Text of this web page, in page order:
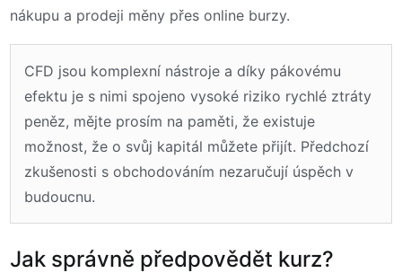
nákupu a prodeji měny přes online burzy.
CFD jsou komplexní nástroje a díky pákovému
efektu je s nimi spojeno vysoké riziko rychlé ztráty
peněz, mějte prosím na paměti, že existuje
možnost, že o svůj kapitál můžete přijít. Předchozí
zkušenosti s obchodováním nezaručují úspěch v
budoucnu.
Jak správně předpovědět kurz?